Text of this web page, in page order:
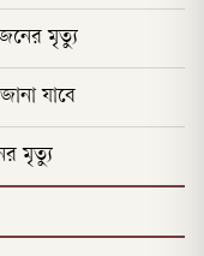
মৃত্যু
যাবে
মৃত্যু